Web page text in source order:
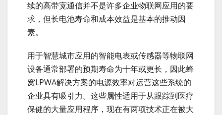
续的高带宽通信并不是许多企业物联网应用的要
求，但长电池寿命和成本效益是基本的推动因
素。
用于智慧城市应用的智能电表或传感器等物联网
设备通常部署的预期寿命为十年或更长，因此蜂
窝LPWA解决方案的电源效率对运营这些系统的
企业具有吸引力。这些属性适用于从跟踪到医疗
保健的大量应用程序，现在有两项技术正在被大